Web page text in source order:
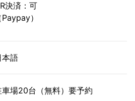
決済：可
Paypay）
本語
車場20台（無料）要予約